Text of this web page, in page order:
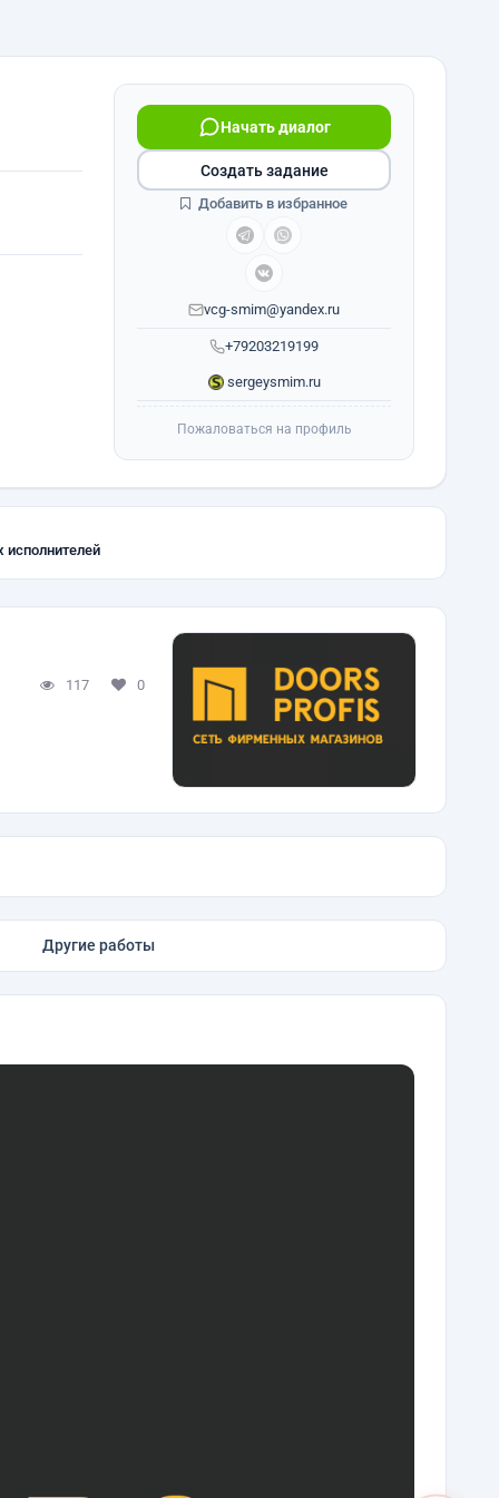
+79203219199
Начать диалог
vcg-smim@yandex.ru
sergeysmim.ru
Создать задание
Добавить в избранное
Пожаловаться на профиль
117 0
Другие работы